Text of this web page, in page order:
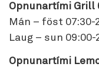
Opnunartími Grill
Mán – föst 07:30-
Laug – sun 09:00-
Opnunartími